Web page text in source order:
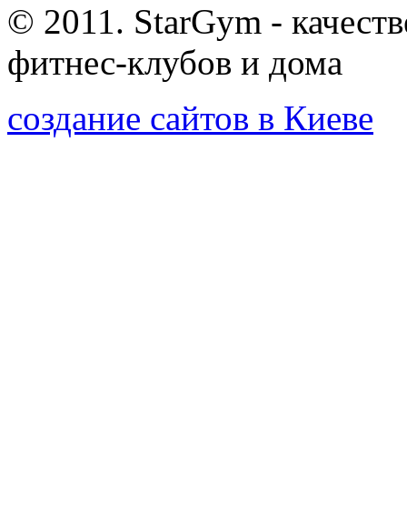
© 2011. StarGym -
фитнес-клубов и дома
создание сайтов в Киеве